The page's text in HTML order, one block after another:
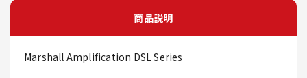
商品説明
Marshall Amplification DSL Series